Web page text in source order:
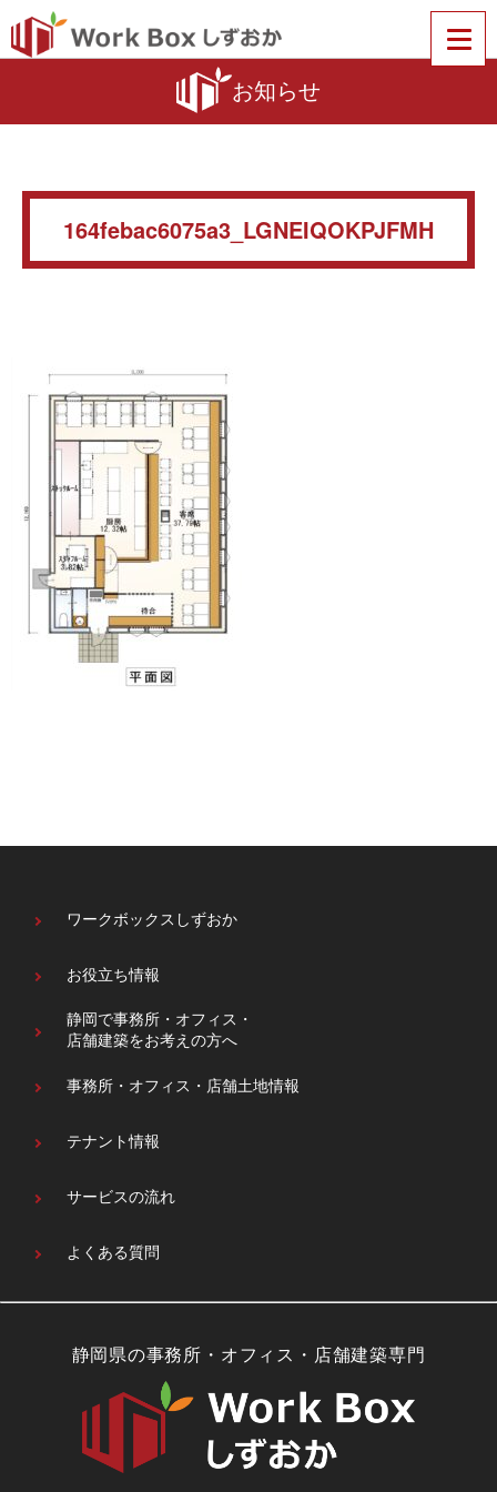
お知らせ
164febac6075a3_LGNEIQOKPJFMH
ワークボックスしずおか
お役立ち情報
静岡で事務所・オフィス・
店舗建築をお考えの方へ
事務所・オフィス・ 店舗土地情報
テナント情報
サービスの流れ
よくある質問
静岡県の事務所・オフィス・店舗建築専門